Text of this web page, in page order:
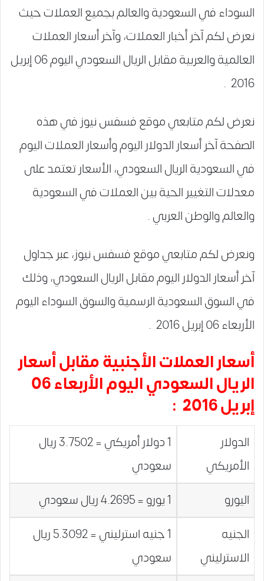
السوداء في السعودية والعالم بجميع العملات حيث
نعرض لكم آخر أخبار العملات، وآخر أسعار العملات
العالمية والعربية مقابل الريال السعودي اليوم 06 إبريل
2016 .
نعرض لكم متابعي موقع فسفس نيوز في هذه
الصفحة آخر أسعار الدولار اليوم وأسعار العملات اليوم
في السعودية الريال السعودي، الأسعار تعتمد على
معدلات التغيير الحية بين العملات في السعودية
والعالم والوطن العربي .
ونعرض لكم متابعي موقع فسفس نيوز، عبر جداول
آخر أسعار الدولار اليوم مقابل الريال السعودي، وذلك
في السوق السعودية الرسمية والسوق السوداء اليوم
الأربعاء 06 إبريل 2016 .
أسعار العملات الأجنبية مقابل أسعار
الريال السعودي اليوم الأربعاء 06
إبريل 2016 :
الدولار
الأمريكي
1 دولار أمريكي = 3.7502 ريال
سعودي
اليورو
1 يورو = 4.2695 ريال سعودي
الجنيه
الاسترليني
1 جنيه استرليني = 5.3092 ريال
سعودي